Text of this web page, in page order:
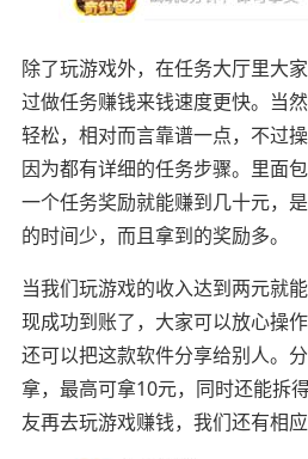
除了玩游戏外，在任务大厅里大
过做任务赚钱来钱速度更快。当
轻松，相对而言靠谱一点，不过
因为都有详细的任务步骤。里面
一个任务奖励就能赚到几十元，
的时间少，而且拿到的奖励多。
当我们玩游戏的收入达到两元就
现成功到账了，大家可以放心操
还可以把这款软件分享给别人。
拿，最高可拿10元，同时还能拆
友再去玩游戏赚钱，我们还有相